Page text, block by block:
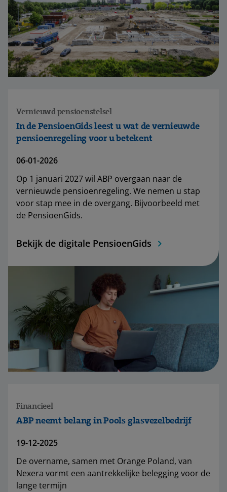
In de PensioenGids leest u wat de vernieuwde
pensioenregeling voor u betekent
Vernieuwd pensioenstelsel
06-01-2026
Op 1 januari 2027 wil ABP overgaan naar de
vernieuwde pensioenregeling. We nemen u stap
voor stap mee in de overgang. Bijvoorbeeld met
de PensioenGids.
Bekijk de digitale PensioenGids
ABP neemt belang in Pools glasvezelbedrijf
Financieel
19-12-2025
De overname, samen met Orange Poland, van
Nexera vormt een aantrekkelijke belegging voor de
lange termijn